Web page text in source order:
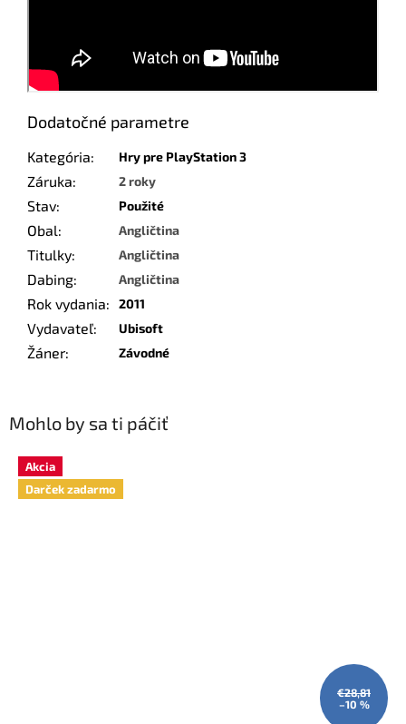
Mohlo by sa ti páčiť
Akcia
Darček zadarmo
€28,81
–10 %
Dodatočné parametre
Kategória: Hry pre PlayStation 3
Záruka: 2 roky
Stav: Použité
Obal: Angličtina
Titulky: Angličtina
Dabing: Angličtina
Rok vydania: 2011
Vydavateľ: Ubisoft
Žáner: Závodné